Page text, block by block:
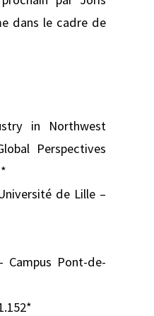
dans le cadre de
in Northwest
Perspectives
de Lille –
Campus Pont-de-